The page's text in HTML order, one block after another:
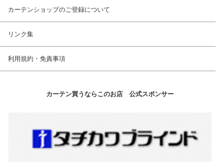
カーテンショップのご登録について
リンク集
利用規約・免責事項
カーテン買うならこのお店 公式スポンサー